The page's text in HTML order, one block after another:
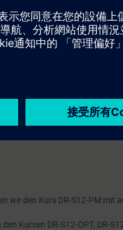
SINAMICS S120 mit der
Durch eine
Mit der Software
korrekte Parametrierung
und effizient in Betrieb
im Fehlerfall die
wir den Kurs DR-S12-PM mit
Kursen DR-S12-OPT, DR-